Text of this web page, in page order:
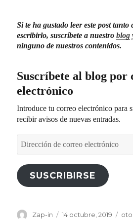
Si te ha gustado leer este post tanto
escribirlo, suscríbete a nuestroblog
ninguno de nuestros contenidos.
Suscríbete al blog por
electrónico
Introduce tu correo electrónico para
recibir avisos de nuevas entradas.
Dirección
electrónico
SUSCRIBIRSE
Autor
Zap-in
Publicado
14 octubre, 2019